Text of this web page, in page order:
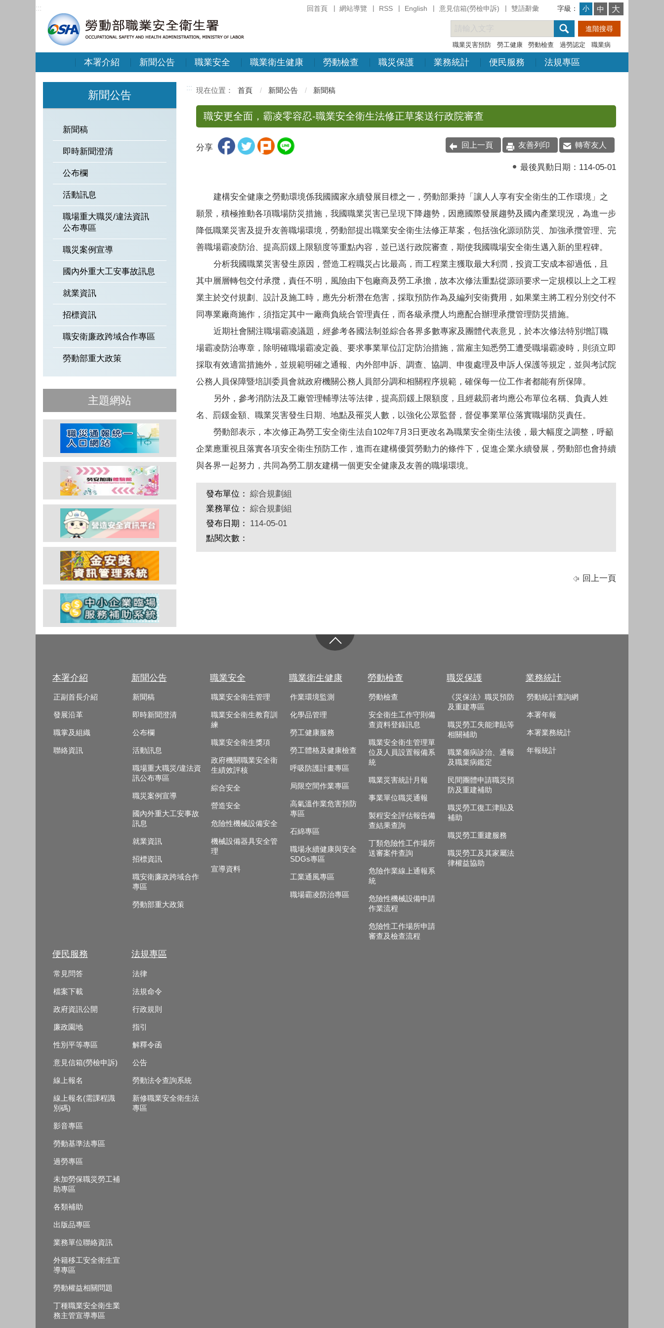
回首頁 網站導覽 RSS English 意見信箱(勞檢申訴) 雙語辭彙
::: 字級： 小 中 大
職業災害預防 勞工健康 勞動檢查 過勞認定 職業病
本署介紹 新聞公告 職業安全 職業衛生健康 勞動檢查 職災保護 業務統計 便民服務 法規專區
新聞公告
新聞稿
即時新聞澄清
公布欄
活動訊息
職場重大職災/違法資訊
公布專區
職災案例宣導
國內外重大工安事故訊息
就業資訊
招標資訊
職安衛廉政跨域合作專區
勞動部重大政策
主題網站
::: 首頁 新聞公告 新聞稿
職安更全面，霸凌零容忍-職業安全衛生法修正草案送行政院審查
分享 回上一頁 友善列印 轉寄友人
最後異動日期： 114-05-01
建構安全健康之勞動環境係我國國家永續發展目標之一，勞動部秉持「讓人人享有安全衛生的工作環境」之
願景，積極推動各項職場防災措施，我國職業災害已呈現下降趨勢，因應國際發展趨勢及國內產業現況，為進一步
降低職業災害及提升友善職場環境，勞動部提出職業安全衛生法修正草案，包括強化源頭防災、加強承攬管理、完
善職場霸凌防治、提高罰鍰上限額度等重點內容，並已送行政院審查，期使我國職場安全衛生邁入新的里程碑。
分析我國職業災害發生原因，營造工程職災占比最高，而工程業主獲取最大利潤，投資工安成本卻過低，且
其中層層轉包交付承攬，責任不明，風險由下包廠商及勞工承擔，故本次修法重點從源頭要求一定規模以上之工程
業主於交付規劃、設計及施工時，應先分析潛在危害，採取預防作為及編列安衛費用，如果業主將工程分別交付不
同專業廠商施作，須指定其中一廠商負統合管理責任，而各級承攬人均應配合辦理承攬管理防災措施。
近期社會關注職場霸凌議題，經參考各國法制並綜合各界多數專家及團體代表意見，於本次修法特別增訂職
場霸凌防治專章，除明確職場霸凌定義、要求事業單位訂定防治措施，當雇主知悉勞工遭受職場霸凌時，則須立即
採取有效適當措施外，並規範明確之通報、內外部申訴、調查、協調、申復處理及申訴人保護等規定，並與考試院
公務人員保障暨培訓委員會就政府機關公務人員部分調和相關程序規範，確保每一位工作者都能有所保障。
另外，參考消防法及工廠管理輔導法等法律，提高罰鍰上限額度，且經裁罰者均應公布單位名稱、負責人姓
名、罰鍰金額、職業災害發生日期、地點及罹災人數，以強化公眾監督，督促事業單位落實職場防災責任。
勞動部表示，本次修正為勞工安全衛生法自102年7月3日更改名為職業安全衛生法後，最大幅度之調整，呼籲
企業應重視且落實各項安全衛生預防工作，進而在建構優質勞動力的條件下，促進企業永續發展，勞動部也會持續
與各界一起努力，共同為勞工朋友建構一個更安全健康及友善的職場環境。
發布單位： 綜合規劃組
業務單位： 綜合規劃組
發布日期：
114-05-01
點閱次數：
回上一頁
本署介紹
正副首長介紹
發展沿革
職掌及組織
聯絡資訊
新聞公告
新聞稿
即時新聞澄清
公布欄
活動訊息
職場重大職災/違法資
訊公布專區
職災案例宣導
國內外重大工安事故
訊息
就業資訊
招標資訊
職安衛廉政跨域合作
專區
勞動部重大政策
職業安全
職業安全衛生管理
職業安全衛生教育訓
練
職業安全衛生獎項
政府機關職業安全衛
生績效評核
綜合安全
營造安全
危險性機械設備安全
機械設備器具安全管
理
宣導資料
職業衛生健康
作業環境監測
化學品管理
勞工健康服務
勞工體格及健康檢查
呼吸防護計畫專區
局限空間作業專區
高氣溫作業危害預防
專區
石綿專區
職場永續健康與安全
SDGs專區
工業通風專區
職場霸凌防治專區
勞動檢查
勞動檢查
安全衛生工作守則備
查資料登錄訊息
職業安全衛生管理單
位及人員設置報備系
統
職業災害統計月報
事業單位職災通報
製程安全評估報告備
查結果查詢
丁類危險性工作場所
送審案件查詢
危險作業線上通報系
統
危險性機械設備申請
作業流程
危險性工作場所申請
審查及檢查流程
職災保護
《災保法》職災預防
及重建專區
職災勞工失能津貼等
相關補助
職業傷病診治、通報
及職業病鑑定
民間團體申請職災預
防及重建補助
職災勞工復工津貼及
補助
職災勞工重建服務
職災勞工及其家屬法
律權益協助
業務統計
勞動統計查詢網
本署年報
本署業務統計
年報統計
便民服務
常見問答
檔案下載
政府資訊公開
廉政園地
性別平等專區
意見信箱(勞檢申訴)
線上報名
線上報名(需課程識
別碼)
影音專區
勞動基準法專區
過勞專區
未加勞保職災勞工補
助專區
各類補助
出版品專區
業務單位聯絡資訊
外籍移工安全衛生宣
導專區
勞動權益相關問題
丁種職業安全衛生業
務主管宣導專區
法規專區
法律
法規命令
行政規則
指引
解釋令函
公告
勞動法令查詢系統
新修職業安全衛生法
專區